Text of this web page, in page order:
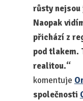
růsty nejsou
Naopak
přichází z
pod tlakem.
realitou.“
komentuje
společnosti